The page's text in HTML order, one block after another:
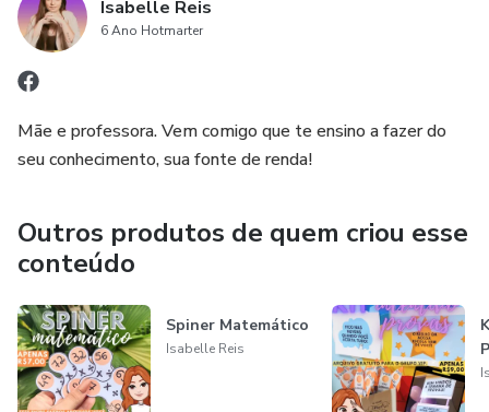
Isabelle Reis
6 Ano Hotmarter
Mãe e professora. Vem comigo que te ensino a fazer do
seu conhecimento, sua fonte de renda!
Outros produtos de quem criou esse
conteúdo
Spiner Matemático
Isabelle Reis